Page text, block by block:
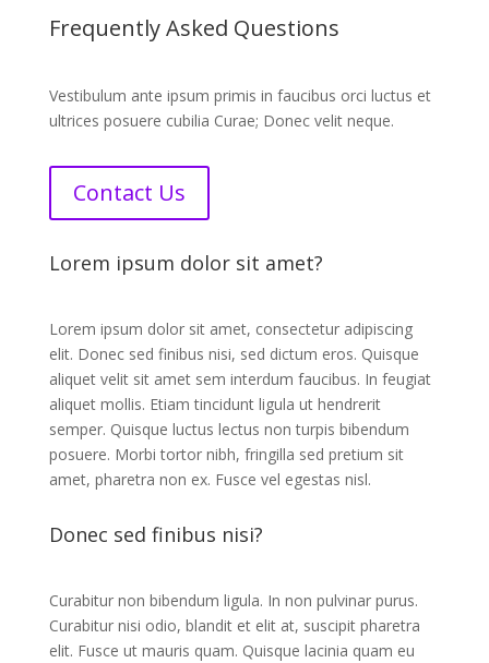
Frequently Asked Questions
Vestibulum ante ipsum primis in faucibus orci luctus et
ultrices posuere cubilia Curae; Donec velit neque.
Contact Us
Lorem ipsum dolor sit amet?
Lorem ipsum dolor sit amet, consectetur adipiscing
elit. Donec sed finibus nisi, sed dictum eros. Quisque
aliquet velit sit amet sem interdum faucibus. In feugiat
aliquet mollis. Etiam tincidunt ligula ut hendrerit
semper. Quisque luctus lectus non turpis bibendum
posuere. Morbi tortor nibh, fringilla sed pretium sit
amet, pharetra non ex. Fusce vel egestas nisl.
Donec sed finibus nisi?
Curabitur non bibendum ligula. In non pulvinar purus.
Curabitur nisi odio, blandit et elit at, suscipit pharetra
elit. Fusce ut mauris quam. Quisque lacinia quam eu